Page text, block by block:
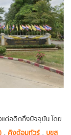
แต่อดีตถึงปัจจุบัน โดย